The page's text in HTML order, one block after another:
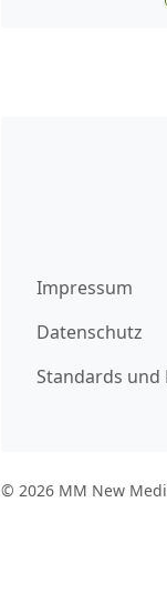
Impressum
Datenschutz
Standards und
© 2026 MM New